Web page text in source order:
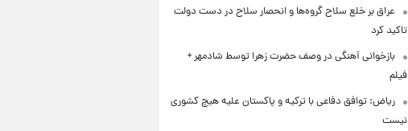
عراق بر خلع سلاح گروه‌ها و انحصار سلاح در دست دولت
تاکید کرد
بازخوانی آهنگی در وصف حضرت زهرا توسط شادمهر +
فیلم
ریاض: توافق دفاعی با ترکیه و پاکستان علیه هیچ کشوری
نیست